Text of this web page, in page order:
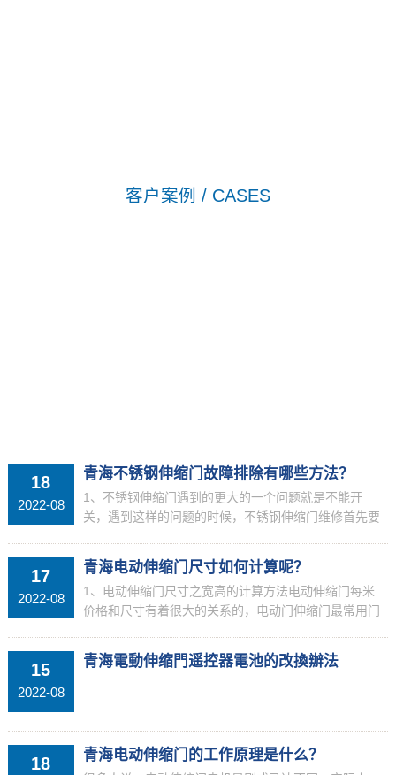
客户案例 / CASES
18
2022-08
青海不锈钢伸缩门故障排除有哪些方法？
1、不锈钢伸缩门遇到的更大的一个问题就是不能开
关，遇到这样的问题的时候，不锈钢伸缩门维修首先要
必须要做全面检查。一般来说，如果不能开关，一般是
线路出现了...
17
2022-08
青海电动伸缩门尺寸如何计算呢？
1、电动伸缩门尺寸之宽高的计算方法电动伸缩门每米
价格和尺寸有着很大的关系的，电动门伸缩门最常用门
一般是1.6米，在选择电动伸缩门的时候，要告诉厂...
15
2022-08
青海電動伸缩門遥控器電池的改換辦法
18 青海电动伸缩门的工作原理是什么？